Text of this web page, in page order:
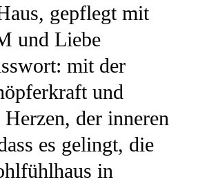
gepflegt mit
und Liebe
mit der
und
der inneren
es gelingt, die
in